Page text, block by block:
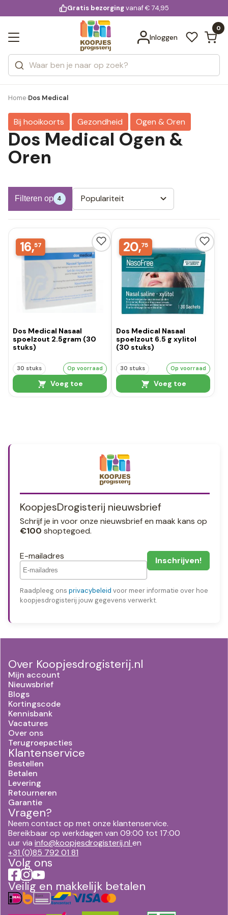
voor 20:00 uur besteld
Gratis bezorgingvanaf € 74,95
Inloggen
0
Zoeken
Categorieën
Merken
Bekijk alle resultaten
Home›Dos Medical
Bij hooikoorts Gezondheid Ogen & Oren
Dos Medical Ogen &
Oren
Filteren op 4 Populariteit
16,57
Dos Medical Nasaal
spoelzout 2.5gram (30
stuks)
30 stuks Op voorraad
Voeg toe
20,75
Dos Medical Nasaal
spoelzout 6.5 g xylitol
(30 stuks)
30 stuks Op voorraad
Voeg toe
KoopjesDrogisterij nieuwsbrief
Schrijf je in voor onze nieuwsbrief en maak kans op
€100 shoptegoed.
E-mailadres
Raadpleeg ons privacybeleid voor meer informatie over hoe
koopjesdrogisterij jouw gegevens verwerkt.
Over Koopjesdrogisterij.nl
Mijn account
Nieuwsbrief
Blogs
Kortingscode
Kennisbank
Vacatures
Over ons
Terugroepacties
Klantenservice
Bestellen
Betalen
Levering
Retourneren
Garantie
Vragen?
Neem contact op met onze klantenservice.
Bereikbaar op werkdagen van 09:00 tot 17:00
uur via info@koopjesdrogisterij.nl en
+31 (0)85 792 01 81
Volg ons
Veilig en makkelijk betalen